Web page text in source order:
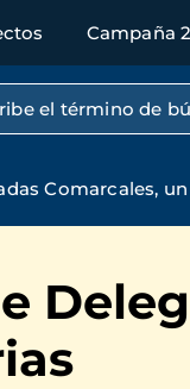
Campaña
por texto
Comarcales,